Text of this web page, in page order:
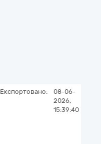
Експортовано:
08-06-
2026,
15:39:40